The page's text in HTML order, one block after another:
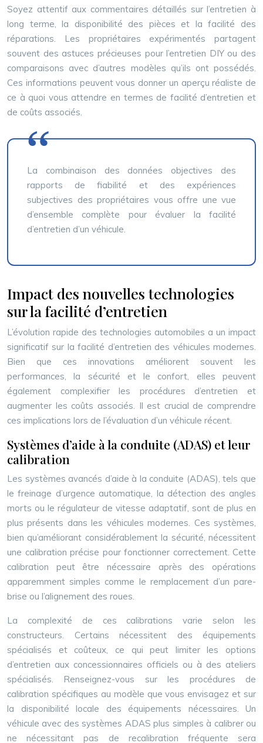
Soyez attentif aux commentaires détaillés sur l’entretien à
long terme, la disponibilité des pièces et la facilité des
réparations. Les propriétaires expérimentés partagent
souvent des astuces précieuses pour l’entretien DIY ou des
comparaisons avec d’autres modèles qu’ils ont possédés.
Ces informations peuvent vous donner un aperçu réaliste de
ce à quoi vous attendre en termes de facilité d’entretien et
de coûts associés.
La combinaison des données objectives des
rapports de fiabilité et des expériences
subjectives des propriétaires vous offre une vue
d’ensemble complète pour évaluer la facilité
d’entretien d’un véhicule.
Impact des nouvelles technologies
sur la facilité d’entretien
L’évolution rapide des technologies automobiles a un impact
significatif sur la facilité d’entretien des véhicules modernes.
Bien que ces innovations améliorent souvent les
performances, la sécurité et le confort, elles peuvent
également complexifier les procédures d’entretien et
augmenter les coûts associés. Il est crucial de comprendre
ces implications lors de l’évaluation d’un véhicule récent.
Systèmes d’aide à la conduite (ADAS) et leur
calibration
Les systèmes avancés d’aide à la conduite (ADAS), tels que
le freinage d’urgence automatique, la détection des angles
morts ou le régulateur de vitesse adaptatif, sont de plus en
plus présents dans les véhicules modernes. Ces systèmes,
bien qu’améliorant considérablement la sécurité, nécessitent
une calibration précise pour fonctionner correctement. Cette
calibration peut être nécessaire après des opérations
apparemment simples comme le remplacement d’un pare-
brise ou l’alignement des roues.
La complexité de ces calibrations varie selon les
constructeurs. Certains nécessitent des équipements
spécialisés et coûteux, ce qui peut limiter les options
d’entretien aux concessionnaires officiels ou à des ateliers
spécialisés. Renseignez-vous sur les procédures de
calibration spécifiques au modèle que vous envisagez et sur
la disponibilité locale des équipements nécessaires. Un
véhicule avec des systèmes ADAS plus simples à calibrer ou
ne nécessitant pas de recalibration fréquente sera